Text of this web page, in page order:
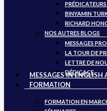
BINYAMIN
RICHARD
NOS AUTRES BLOGS
MESSAGES
LA TOUR DE
LETTRE DE
DÉDICACE
MESSAGES IN ENGLISH
FORMATION
FORMATION EN